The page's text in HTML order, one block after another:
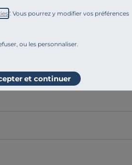
". Vous pourrez y modifier vos préférences
ou les personnaliser.
et continuer
le compagnon idéal pour vous offrir
, ce fauteuil est non seulement
en étoile, qui lui amène non
électrique ou releveur
le mieux.
au quotidien!
: